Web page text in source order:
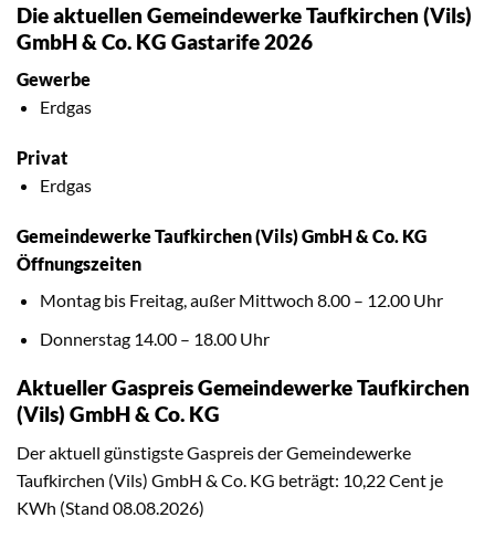
Die aktuellen Gemeindewerke Taufkirchen (Vils)
GmbH & Co. KG Gastarife 2026
Gewerbe
Erdgas
Privat
Erdgas
Gemeindewerke Taufkirchen (Vils) GmbH & Co. KG
Öffnungszeiten
Montag bis Freitag, außer Mittwoch 8.00 – 12.00 Uhr
Donnerstag 14.00 – 18.00 Uhr
Aktueller Gaspreis Gemeindewerke Taufkirchen
(Vils) GmbH & Co. KG
Der aktuell günstigste Gaspreis der Gemeindewerke
Taufkirchen (Vils) GmbH & Co. KG beträgt: 10,22 Cent je
KWh (Stand 08.08.2026)